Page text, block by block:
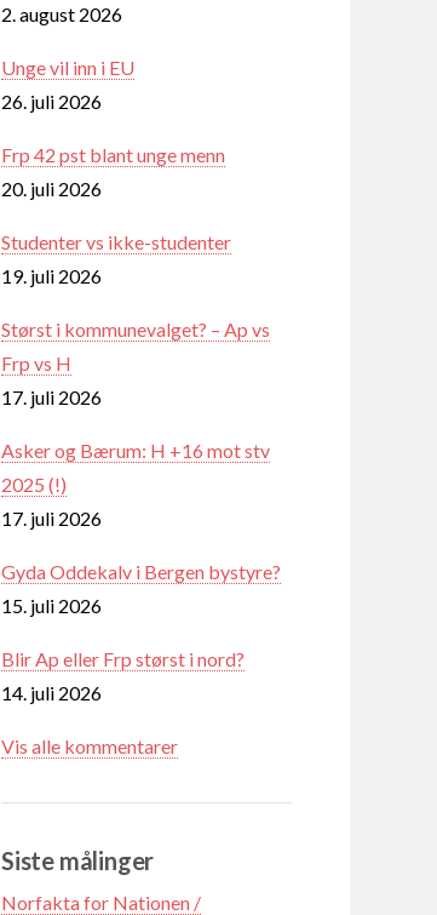
2. august 2026
Unge vil inn i EU
26. juli 2026
Frp 42 pst blant unge menn
20. juli 2026
Studenter vs ikke-studenter
19. juli 2026
Størst i kommunevalget? – Ap vs
Frp vs H
17. juli 2026
Asker og Bærum: H +16 mot stv
2025 (!)
17. juli 2026
Gyda Oddekalv i Bergen bystyre?
15. juli 2026
Blir Ap eller Frp størst i nord?
14. juli 2026
Vis alle kommentarer
Siste målinger
Norfakta for Nationen /